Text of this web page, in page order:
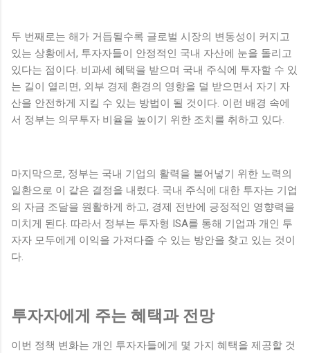
두 번째로는 해가 거듭될수록 글로벌 시장의 변동성이 커지고
있는 상황에서, 투자자들이 안정적인 국내 자산에 눈을 돌리고
있다는 점이다. 비과세 혜택을 받으며 국내 주식에 투자할 수 있
는 길이 열리면, 외부 경제 환경의 영향을 덜 받으면서 자기 자
산을 안전하게 지킬 수 있는 방법이 될 것이다. 이런 배경 속에
서 정부는 의무투자 비율을 높이기 위한 조치를 취하고 있다.
마지막으로, 정부는 국내 기업의 활력을 불어넣기 위한 노력의
일환으로 이 같은 결정을 내렸다. 국내 주식에 대한 투자는 기업
의 자금 조달을 원활하게 하고, 경제 전반에 긍정적인 영향력을
미치게 된다. 따라서 정부는 투자형 ISA를 통해 기업과 개인 투
자자 모두에게 이익을 가져다줄 수 있는 방안을 찾고 있는 것이
다.
투자자에게 주는 혜택과 전망
이번 정책 변화는 개인 투자자들에게 몇 가지 혜택을 제공할 것